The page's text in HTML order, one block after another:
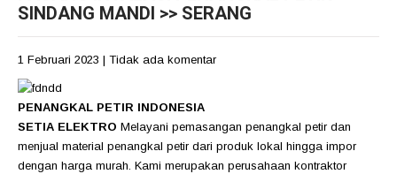
SINDANG MANDI >> SERANG
1 Februari 2023 | Tidak ada komentar
PENANGKAL PETIR INDONESIA
SETIA ELEKTRO Melayani pemasangan penangkal petir dan
menjual material penangkal petir dari produk lokal hingga impor
dengan harga murah. Kami merupakan perusahaan kontraktor